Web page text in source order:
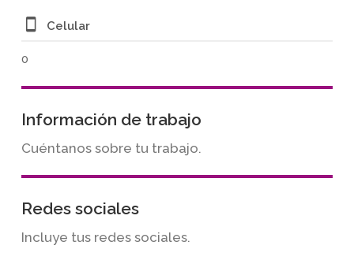
Celular
0
Información de trabajo
Cuéntanos sobre tu trabajo.
Redes sociales
Incluye tus redes sociales.